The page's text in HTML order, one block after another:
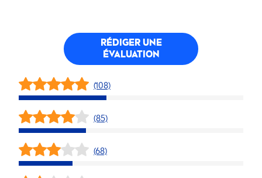
RÉDIGER UNE
ÉVALUATION
(108)
(85)
(68)